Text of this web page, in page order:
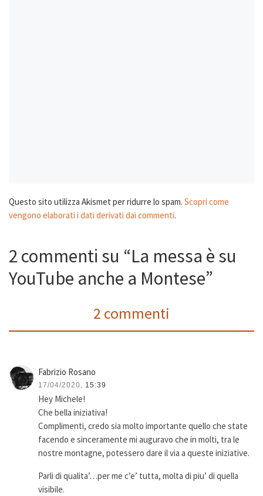
Questo sito utilizza Akismet per ridurre lo spam. Scopri come
vengono elaborati i dati derivati dai commenti.
2 commenti su “La messa è su
YouTube anche a Montese”
2 commenti
Fabrizio Rosano
17/04/2020, 15:39
Hey Michele!
Che bella iniziativa!
Complimenti, credo sia molto importante quello che state
facendo e sinceramente mi auguravo che in molti, tra le
nostre montagne, potessero dare il via a queste iniziative.
Parli di qualita’…per me c’e’ tutta, molta di piu’ di quella
visibile.